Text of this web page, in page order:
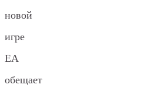
новой
игре
EA
обещает